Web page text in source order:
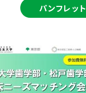
パンフレット